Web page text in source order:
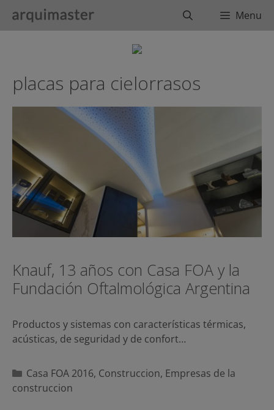
BuscarMenu
placas para cielorrasos
Knauf, 13 años con Casa FOA y la
Fundación Oftalmológica Argentina
Productos y sistemas con características térmicas,
acústicas, de seguridad y de confort…
Categorías
Casa FOA 2016, Construccion, Empresas de la
construccion